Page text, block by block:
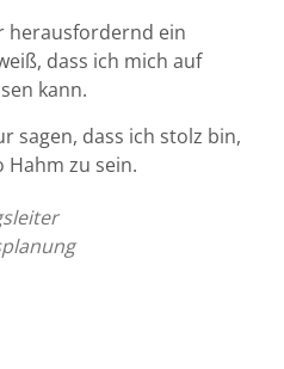
herausfordernd ein
dass ich mich auf
kann.
sagen, dass ich stolz bin,
Hahm zu sein.